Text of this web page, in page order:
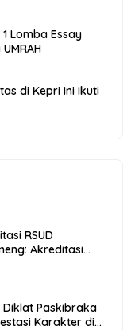
Lomba Essay
di Kepri Ini Ikuti
RSUD
Akreditasi
Diklat Paskibraka
Karakter di